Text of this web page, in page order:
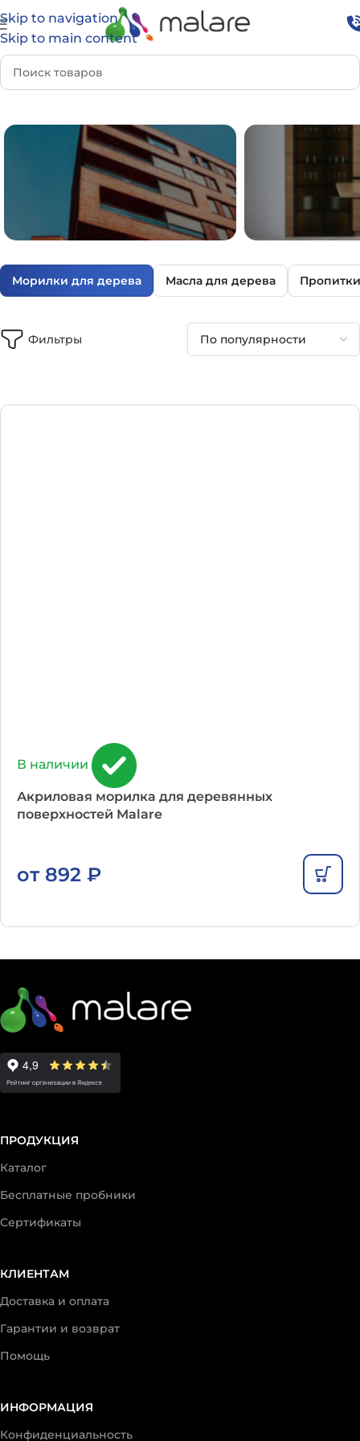
Skip to navigation
Skip to main content
Каталог Тонирующие составы Морилки для дерева
ФАСАД И УЛИЦА ДОМ И
Масла для дерева
Морилки для дерева
Фильтры
В наличии
Акриловая морилка для деревянных
поверхностей Malare
от 892 ₽
ПРОДУКЦИЯ
Каталог
Бесплатные пробники
Сертификаты
КЛИЕНТАМ
Доставка и оплата
Гарантии и возврат
Помощь
ИНФОРМАЦИЯ
Конфиденциальность